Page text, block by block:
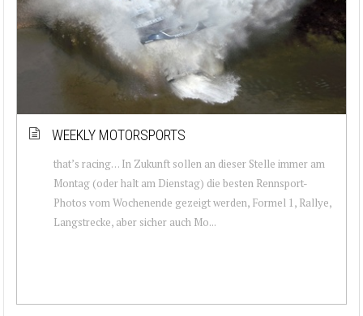
WEEKLY MOTORSPORTS
that’s racing… In Zukunft sollen an dieser Stelle immer am
Montag (oder halt am Dienstag) die besten Rennsport-
Photos vom Wochenende gezeigt werden, Formel 1, Rallye,
Langstrecke, aber sicher auch Mo...